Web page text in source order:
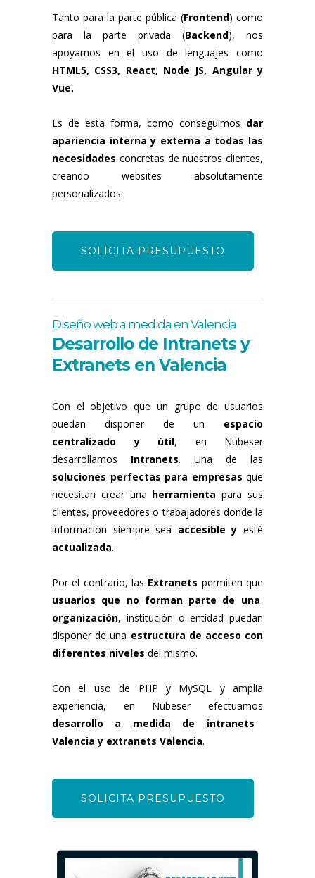
Tanto para la parte pública (Frontend) como
para la parte privada (Backend), nos
apoyamos en el uso de lenguajes como
HTML5, CSS3, React, Node JS, Angular y
Vue.
Es de esta forma, como conseguimos dar
apariencia interna y externa a todas las
necesidades concretas de nuestros clientes,
creando websites absolutamente
personalizados.
SOLICITA PRESUPUESTO
Diseño web a medida en Valencia
Desarrollo de Intranets y
Extranets en Valencia
Con el objetivo que un grupo de usuarios
puedan disponer de un espacio
centralizado y útil, en Nubeser
desarrollamos Intranets. Una de las
soluciones perfectas para empresas que
necesitan crear una herramienta para sus
clientes, proveedores o trabajadores donde la
información siempre sea accesible y esté
actualizada.
Por el contrario, las Extranets permiten que
usuarios que no forman parte de una
organización, institución o entidad puedan
disponer de una estructura de acceso con
diferentes niveles del mismo.
Con el uso de PHP y MySQL y amplia
experiencia, en Nubeser efectuamos
desarrollo a medida de intranets
Valencia y extranets Valencia.
SOLICITA PRESUPUESTO